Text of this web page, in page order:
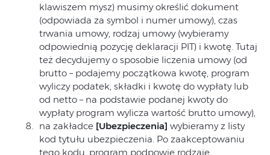
klawiszem mysz) musimy określić dokument
(odpowiada za symbol i numer umowy), czas
trwania umowy, rodzaj umowy (wybieramy
odpowiednią pozycję deklaracji PIT) i kwotę. Tutaj
też decydujemy o sposobie liczenia umowy (od
brutto – podajemy początkowa kwotę, program
wyliczy podatek, składki i kwotę do wypłaty lub
od netto – na podstawie podanej kwoty do
wypłaty program wylicza wartość brutto umowy),
na zakładce [Ubezpieczenia] wybieramy z listy
kod tytułu ubezpieczenia. Po zaakceptowaniu
tego kodu, program podpowie rodzaje